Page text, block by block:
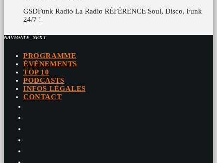
GSDFunk Radio La Radio RÉFÉRENCE Soul, Disco, Funk
24/7 !
NAVIGATE_NEXT
PROGRAMME
ÉVÉNEMENTS
TOP 10
PODCASTS
INFOS LÉGALES
CONTACT